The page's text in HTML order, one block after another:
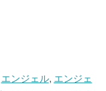
エンジェル, エンジェ